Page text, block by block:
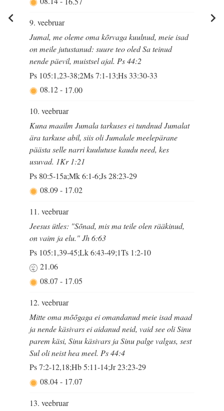
9. veebruar
Jumal, me oleme oma kõrvaga kuulnud, meie isad
on meile jutustanud: suure teo oled Sa teinud
nende päevil, muistsel ajal. Ps 44:2
Ps 105:1,23-38;2Ms 7:1-13;Hs 33:30-33
08.12- 17.00
10. veebruar
Kuna maailm Jumala tarkuses ei tundnud Jumalat
ära tarkuse abil, siis oli Jumalale meelepärane
päästa selle narri kuulutuse kaudu need, kes
usuvad. 1Kr 1:21
Ps 80:5-15a;Mk 6:1-6;Js 28:23-29
08.09- 17.02
11. veebruar
Jeesus ütles: "Sõnad, mis ma teile olen rääkinud,
on vaim ja elu." Jh 6:63
Ps 105:1,39-45;Lk 6:43-49;1Ts 1:2-10
21.06
08.07- 17.05
12. veebruar
Mitte oma mõõgaga ei omandanud meie isad maad
ja nende käsivars ei aidanud neid, vaid see oli Sinu
parem käsi, Sinu käsivars ja Sinu palge valgus, sest
Sul oli neist hea meel. Ps 44:4
Ps 7:2-12,18;Hb 5:11-14;Jr 23:23-29
08.04- 17.07
13. veebruar